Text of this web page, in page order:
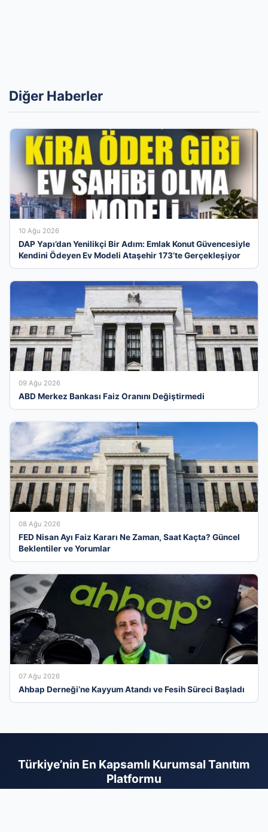
Diğer Haberler
10 Ağu 2026
DAP Yapı’dan Yenilikçi Bir Adım: Emlak Konut Güvencesiyle
Kendini Ödeyen Ev Modeli Ataşehir 173’te Gerçekleşiyor
09 Ağu 2026
ABD Merkez Bankası Faiz Oranını Değiştirmedi
08 Ağu 2026
FED Nisan Ayı Faiz Kararı Ne Zaman, Saat Kaçta? Güncel
Beklentiler ve Yorumlar
07 Ağu 2026
Ahbap Derneği’ne Kayyum Atandı ve Fesih Süreci Başladı
Türkiye’nin En Kapsamlı Kurumsal Tanıtım
Platformu